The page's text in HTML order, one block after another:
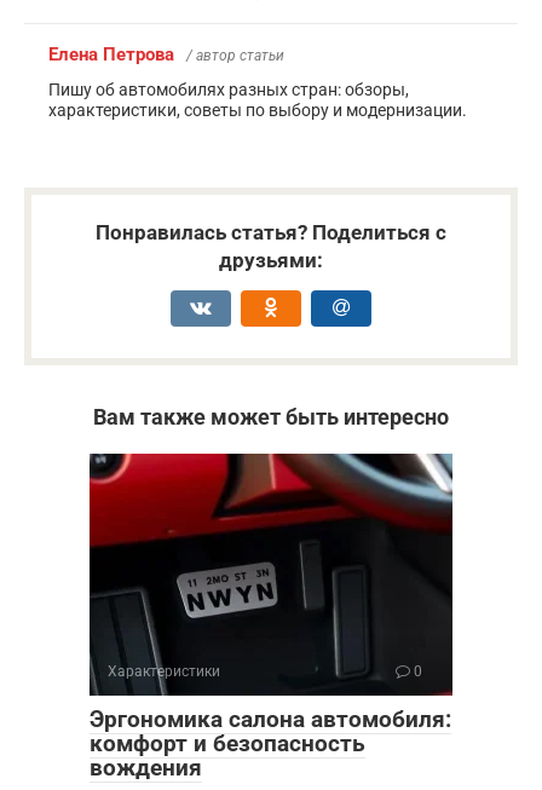
Елена Петрова / автор статьи
Пишу об автомобилях разных стран: обзоры,
характеристики, советы по выбору и модернизации.
Понравилась статья? Поделиться с
друзьями:
Вам также может быть интересно
Характеристики 0
Эргономика салона автомобиля:
комфорт и безопасность
вождения